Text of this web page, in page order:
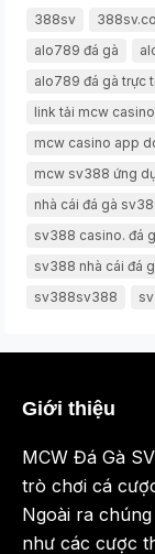
388sv
alo789 đá gà
alo789 đá gà trực
link tải mcw casino
mcw casino app
mcw sv388 ứng
nhà cái đá gà
sv388 casino. đá
sv388 nhà cái đá
sv388sv388
Giới thiệu
MCW Đá Gà
trò chơi cá
Ngoài ra
như các cược